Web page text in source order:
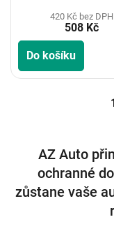
420 Kč bez DPH
508 Kč
Do košíku
AZ Auto
ochranné
zůstane vaše